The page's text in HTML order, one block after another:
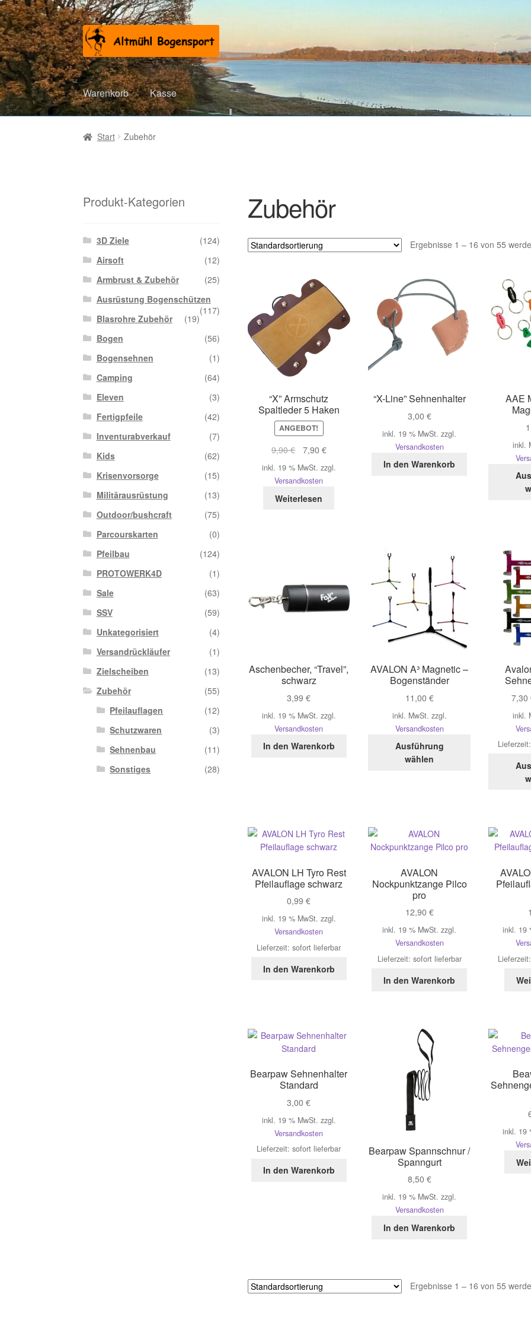
Zur
Navigation
springen
Zum
Inhalt
springen
Warenkorb Kasse
Start Zubehör
Zubehör
Ergebnisse 1 – 16 von 55
“X” Armschutz
Spaltleder 5 Haken
ANGEBOT!
9,90€
Ursprünglicher
Preis
war:
7,90 €Aktueller
Preis
ist:
inkl. 19 % MwSt. zzgl.
Versandkosten
Weiterlesen
“X-Line” Sehnenhalter
3,00 €
inkl. 19 % MwSt. zzgl.
Versandkosten
In den Warenkorb
AAE
inkl.
Aschenbecher, “Travel”,
schwarz
3,99€
inkl. 19 % MwSt. zzgl.
Versandkosten
In den Warenkorb
AVALON A³ Magnetic –
Bogenständer
11,00 €
inkl. MwSt. zzgl.
Versandkosten
Ausführung
wählen
Optionen
können
Produktseite
7,30
inkl.
Lieferzeit:
AVALON LH Tyro Rest
Pfeilauflage schwarz
0,99€
inkl. 19 % MwSt. zzgl.
Versandkosten
Lieferzeit:sofort lieferbar
In den Warenkorb
AVALON
Nockpunktzange Pilco
pro
12,90 €
inkl. 19 % MwSt. zzgl.
Versandkosten
Lieferzeit: sofort lieferbar
In den Warenkorb
inkl. 19
Lieferzeit:
Bearpaw Sehnenhalter
Standard
3,00€
inkl. 19 % MwSt. zzgl.
Versandkosten
Lieferzeit:sofort lieferbar
In den Warenkorb
Bearpaw Spannschnur /
Spanngurt
8,50 €
inkl. 19 % MwSt. zzgl.
Versandkosten
In den Warenkorb
inkl. 19
Ergebnisse 1 – 16 von 55
Produkt-Kategorien
3D Ziele
(124)
Airsoft
(12)
Armbrust & Zubehör
(25)
Ausrüstung Bogenschützen
(117)
Blasrohre Zubehör
(19)
Bogen
(56)
Bogensehnen
(1)
Camping
(64)
Eleven
(3)
Fertigpfeile
(42)
Inventurabverkauf
(7)
Kids
(62)
Krisenvorsorge
(15)
Militärausrüstung
(13)
Outdoor/bushcraft
(75)
Parcourskarten
(0)
Pfeilbau
(124)
PROTOWERK4D
(1)
Sale
(63)
SSV
(59)
Unkategorisiert
(4)
Versandrückläufer
(1)
Zielscheiben
(13)
Zubehör
(55)
Pfeilauflagen
(12)
Schutzwaren
(3)
Sehnenbau
(11)
Sonstiges
(28)